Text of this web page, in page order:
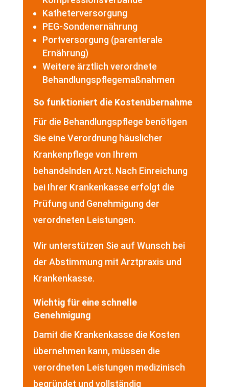
Katheterversorgung
PEG-Sondenernährung
Portversorgung (parenterale
Ernährung)
Weitere ärztlich verordnete
Behandlungspflegemaßnahmen
So funktioniert die Kostenübernahme
Für die Behandlungspflege benötigen
Sie eine Verordnung häuslicher
Krankenpflege von Ihrem
behandelnden Arzt. Nach Einreichung
bei Ihrer Krankenkasse erfolgt die
Prüfung und Genehmigung der
verordneten Leistungen.
Wir unterstützen Sie auf Wunsch bei
der Abstimmung mit Arztpraxis und
Krankenkasse.
Wichtig für eine schnelle
Genehmigung
Damit die Krankenkasse die Kosten
übernehmen kann, müssen die
verordneten Leistungen medizinisch
begründet und vollständig